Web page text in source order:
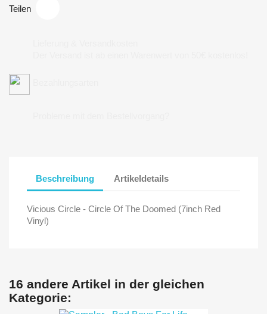
Teilen
Beschreibung Artikeldetails
Vicious Circle - Circle Of The Doomed (7inch Red
Vinyl)
16 andere Artikel in der gleichen
Kategorie: